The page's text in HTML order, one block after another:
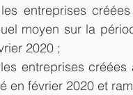
entreprises
moyen sur la
2020 ;
entreprises
en février 2020 et